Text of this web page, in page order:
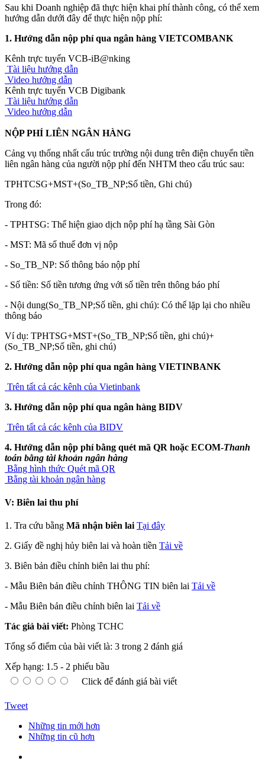
Sau khi Doanh nghiệp đã thực hiện khai phí thành công, có thể xem
hướng dẫn dưới đây để thực hiện nộp phí:
1. Hướng dẫn nộp phí qua ngân hàng VIETCOMBANK
Kênh trực tuyến VCB-iB@nking
Tài liệu hướng dẫn
Video hướng dẫn
Kênh trực tuyến VCB Digibank
Tài liệu hướng dẫn
Video hướng dẫn
NỘP PHÍ LIÊN NGÂN HÀNG
Cảng vụ thống nhất cấu trúc trường nội dung trên điện chuyển tiền
liên ngân hàng của người nộp phí đến NHTM theo cấu trúc sau:
TPHTCSG+MST+(So_TB_NP;Số tiền, Ghi chú)
Trong đó:
- TPHTSG: Thể hiện giao dịch nộp phí hạ tầng Sài Gòn
- MST: Mã số thuế đơn vị nộp
- So_TB_NP: Số thông báo nộp phí
- Số tiền: Số tiền tương ứng với số tiền trên thông báo phí
- Nội dung(So_TB_NP;Số tiền, ghi chú): Có thể lặp lại cho nhiều
thông báo
Ví dụ: TPHTSG+MST+(So_TB_NP;Số tiền, ghi chú)+
(So_TB_NP;Số tiền, ghi chú)
2. Hướng dẫn nộp phí qua ngân hàng VIETINBANK
Trên tất cả các kênh của Vietinbank
3. Hướng dẫn nộp phí qua ngân hàng BIDV
Trên tất cả các kênh của BIDV
4. Hướng dẫn nộp phí bằng quét mã QR hoặc ECOM-Thanh
toán bằng tài khoản ngân hàng
Bằng hình thức Quét mã QR
Bằng tài khoản ngân hàng
V: Biên lai thu phí
1. Tra cứu bằng Mã nhận biên lai Tại đây
2. Giấy đề nghị hủy biên lai và hoàn tiền Tải về
3. Biên bản điều chỉnh biên lai thu phí:
- Mẫu Biên bản điều chỉnh THÔNG TIN biên lai Tải về
- Mẫu Biên bản điều chỉnh biên lai Tải về
Tác giả bài viết: Phòng TCHC
Tổng số điểm của bài viết là: 3 trong 2 đánh giá
Xếp hạng: 1.5 - 2 phiếu bầu
Click để đánh giá bài viết
Tweet
Những tin mới hơn
Những tin cũ hơn